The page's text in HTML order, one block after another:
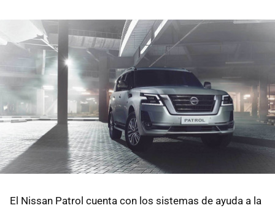
El Nissan Patrol cuenta con los sistemas de ayuda a la